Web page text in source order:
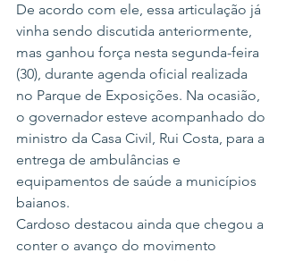
De acordo com ele, essa articulação já
vinha sendo discutida anteriormente,
mas ganhou força nesta segunda-feira
(30), durante agenda oficial realizada
no Parque de Exposições. Na ocasião,
o governador esteve acompanhado do
ministro da Casa Civil, Rui Costa, para a
entrega de ambulâncias e
equipamentos de saúde a municípios
baianos.
Cardoso destacou ainda que chegou a
conter o avanço do movimento